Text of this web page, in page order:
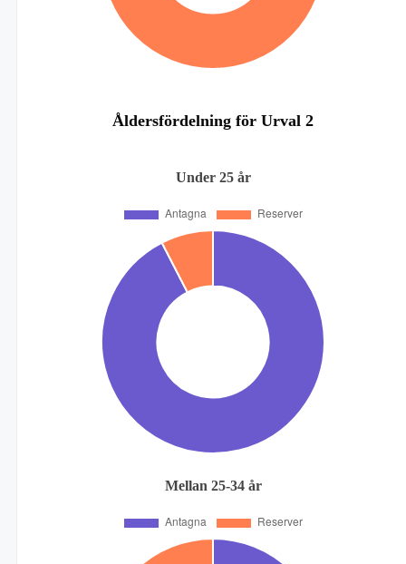
Åldersfördelning för Urval 2
Under 25 år
Mellan 25-34 år